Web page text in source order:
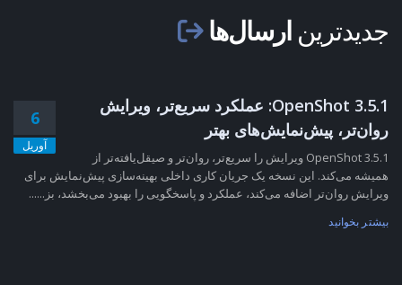
جدیدترین ارسال‌ها
6
آوریل
OpenShot 3.5.1: عملکرد سریع‌تر، ویرایش
روان‌تر، پیش‌نمایش‌های بهتر
OpenShot 3.5.1 ویرایش را سریع‌تر، روان‌تر و صیقل‌یافته‌تر از
همیشه می‌کند. این نسخه یک جریان کاری داخلی بهینه‌سازی پیش‌نمایش برای
ویرایش روان‌تر اضافه می‌کند، عملکرد و پاسخگویی را بهبود می‌بخشد، بز......
بیشتر بخوانید